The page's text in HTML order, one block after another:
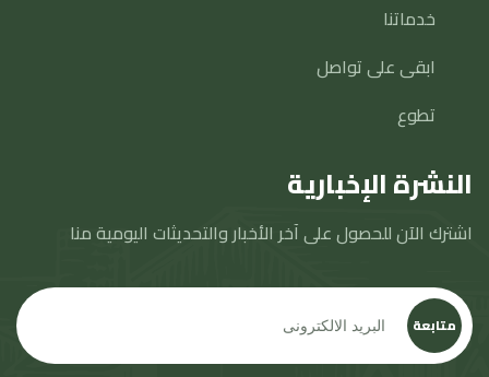
خدماتنا
ابقى على تواصل
تطوع
النشرة الإخبارية
اشترك الآن للحصول على آخر الأخبار والتحديثات اليومية منا
متابعة